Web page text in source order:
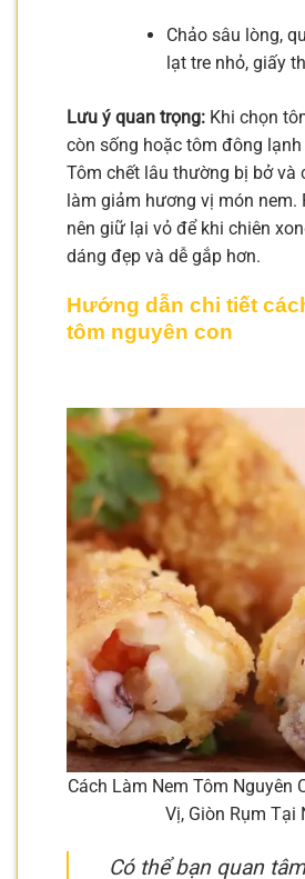
Chảo sâu lòng,
lạt tre nhỏ, giấy
Lưu ý quan trọng: Khi chọn
còn sống hoặc tôm đông
Tôm chết lâu thường bị bở và
làm giảm hương vị món nem.
nên giữ lại vỏ để khi chiên
dáng đẹp và dễ gắp hơn.
Hướng dẫn chi tiết
tôm nguyên con
Cách Làm Nem Tôm Nguyên
Vị, Giòn Rụm Tại
Có thể bạn quan